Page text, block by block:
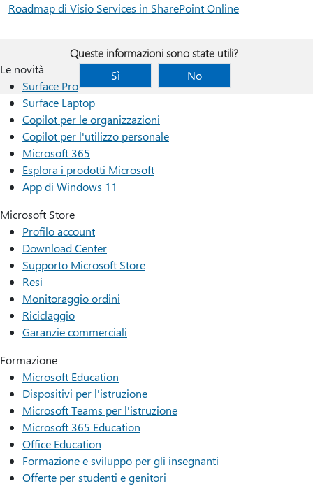
Roadmap di Visio Services in SharePoint Online
Queste informazioni sono state utili?
Sì
No
Le novità
Surface Pro
Surface Laptop
Copilot per le organizzazioni
Copilot per l'utilizzo personale
Microsoft 365
Esplora i prodotti Microsoft
App di Windows 11
Microsoft Store
Profilo account
Download Center
Supporto Microsoft Store
Resi
Monitoraggio ordini
Riciclaggio
Garanzie commerciali
Formazione
Microsoft Education
Dispositivi per l'istruzione
Microsoft Teams per l'istruzione
Microsoft 365 Education
Office Education
Formazione e sviluppo per gli insegnanti
Offerte per studenti e genitori